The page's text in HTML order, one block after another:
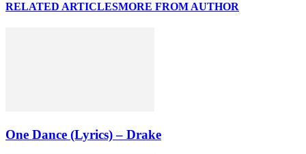
RELATED ARTICLESMORE FROM AUTHOR
One Dance (Lyrics) – Drake